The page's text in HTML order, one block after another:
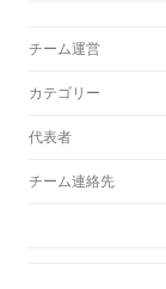
チーム運営
カテゴリー
代表者
チーム連絡先